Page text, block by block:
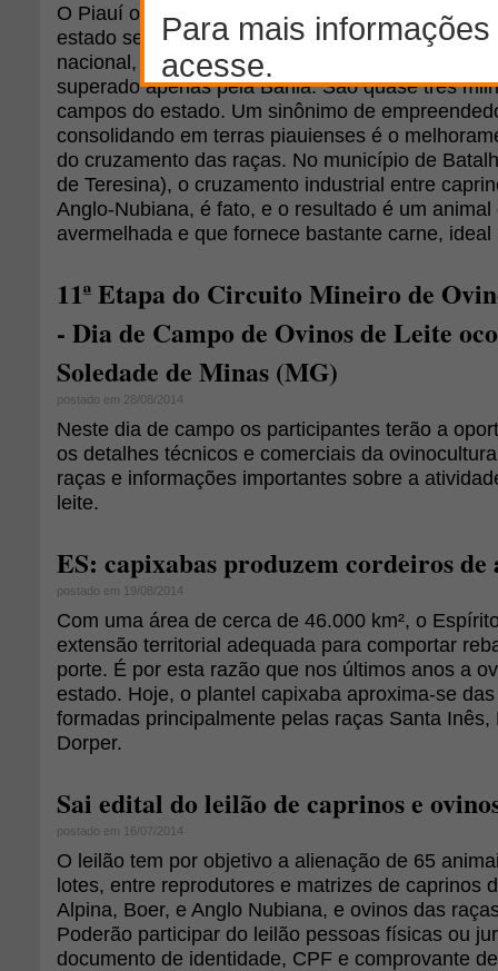
O Piauí ocupa posição de destaque na criação
estado se posiciona bem tanto na região
nacional, sendo o segundo maior criador de
superado apenas pela Bahia. São quase três
campos do estado. Um sinônimo de
consolidando em terras piauienses é o
do cruzamento das raças. No município de
de Teresina), o cruzamento industrial entre
Anglo-Nubiana, é fato, e o resultado é um animal
avermelhada e que fornece bastante carne,
11ª Etapa do Circuito Mineiro de
- Dia de Campo de Ovinos de Leite
Soledade de Minas (MG)
postado em 28/08/2014
Neste dia de campo os participantes terão a
os detalhes técnicos e comerciais da
raças e informações importantes sobre a
leite.
ES: capixabas produzem cordeiros
postado em 19/08/2014
Com uma área de cerca de 46.000 km², o
extensão territorial adequada para comportar
porte. É por esta razão que nos últimos anos a
estado. Hoje, o plantel capixaba aproxima-se
formadas principalmente pelas raças Santa Inês,
Dorper.
Sai edital do leilão de caprinos e
postado em 16/07/2014
O leilão tem por objetivo a alienação de 65
lotes, entre reprodutores e matrizes de caprinos
Alpina, Boer, e Anglo Nubiana, e ovinos das
Poderão participar do leilão pessoas físicas ou
documento de identidade, CPF e comprovante